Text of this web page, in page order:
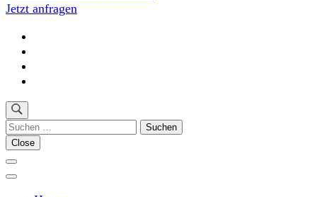
Nina-Carissima Schönrock
Jetzt anfragen
Suchen
nach:
Close